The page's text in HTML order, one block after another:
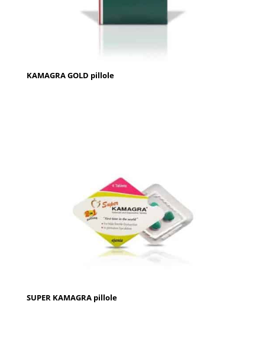
KAMAGRA GOLD pillole
SUPER KAMAGRA pillole